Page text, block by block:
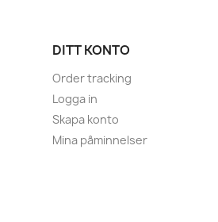
DITT KONTO
Order tracking
Logga in
Skapa konto
Mina påminnelser